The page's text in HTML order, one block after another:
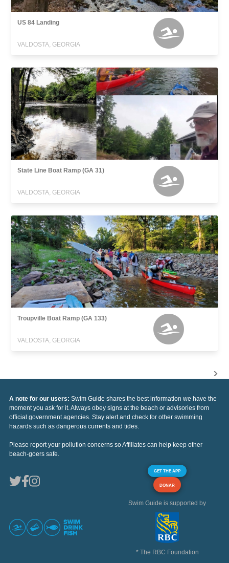
US 84 Landing
VALDOSTA, GEORGIA
State Line Boat Ramp (GA 31)
VALDOSTA, GEORGIA
Troupville Boat Ramp (GA 133)
VALDOSTA, GEORGIA
A note for our users: Swim Guide shares the best information we have the
moment you ask for it. Always obey signs at the beach or advisories from
official government agencies. Stay alert and check for other swimming
hazards such as dangerous currents and tides.
Please report your pollution concerns so Affiliates can help keep other
beach-goers safe.
GET THE APP
DONAR
Swim Guide is supported by
* The RBC Foundation